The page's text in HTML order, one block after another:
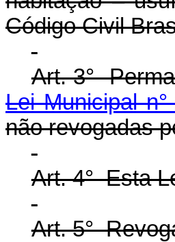
Código Civil
Art. 3°
Lei Municipal
não revogadas
Art. 4° Esta
Art. 5°